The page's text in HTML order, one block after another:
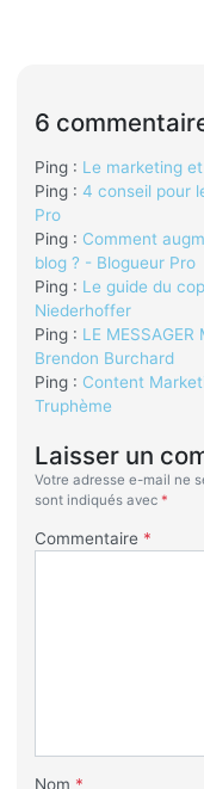
6
Ping : Le marketing
Ping : 4 conseil pour
Pro
Ping : Comment
blog ? - Blogueur Pro
Ping : Le guide du
Niederhoffer
Ping : LE
Brendon Burchard
Ping : Content
Truphème
Laisser un
Votre adresse e-mail ne
sont indiqués avec *
Commentaire *
Nom *